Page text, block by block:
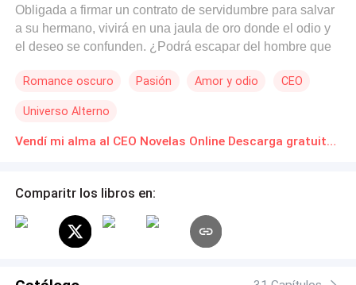
Obligada a firmar un contrato de servidumbre para salvar
a su hermano, vivirá en una jaula de oro donde el odio y
el deseo se confunden. ¿Podrá escapar del hombre que
Romance oscuro Pasión Amor y odio CEO
Universo Alterno
Vendí mi alma al CEO Novelas Online Descarga gratuita de PDF
Comparitr los libros en: